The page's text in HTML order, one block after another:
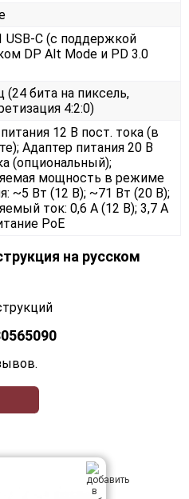
USB-C (c поддержкой
DP Alt Mode и PD 3.0
(24 бита на пиксель,
4:2:0)
12 В пост. тока (в
Адаптер питания 20 В
(опциональный);
мощность в режиме
~5 Вт (12 В); ~71 Вт (20 В);
ток: 0,6 А (12 В); 3,7 А
PoE
на русском